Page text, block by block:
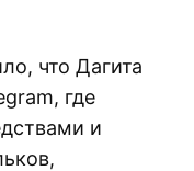
что Дагита
где
и